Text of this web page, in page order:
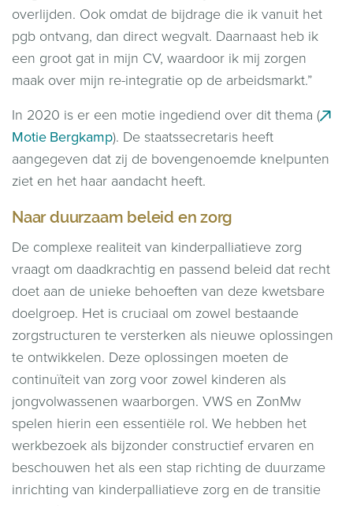
overlijden. Ook omdat de bijdrage die ik vanuit het
pgb ontvang, dan direct wegvalt. Daarnaast heb ik
een groot gat in mijn CV, waardoor ik mij zorgen
maak over mijn re-integratie op de arbeidsmarkt.”
In 2020 is er een motie ingediend over dit thema (
Motie Bergkamp). De staatssecretaris heeft
aangegeven dat zij de bovengenoemde knelpunten
ziet en het haar aandacht heeft.
Naar duurzaam beleid en zorg
De complexe realiteit van kinderpalliatieve zorg
vraagt om daadkrachtig en passend beleid dat recht
doet aan de unieke behoeften van deze kwetsbare
doelgroep. Het is cruciaal om zowel bestaande
zorgstructuren te versterken als nieuwe oplossingen
te ontwikkelen. Deze oplossingen moeten de
continuïteit van zorg voor zowel kinderen als
jongvolwassenen waarborgen. VWS en ZonMw
spelen hierin een essentiële rol. We hebben het
werkbezoek als bijzonder constructief ervaren en
beschouwen het als een stap richting de duurzame
inrichting van kinderpalliatieve zorg en de transitie